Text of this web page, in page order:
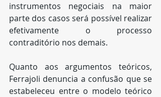
instrumentos negociais na maior
parte dos casos será possível realizar
efetivamente o processo
contraditório nos demais.
Quanto aos argumentos teóricos,
Ferrajoli denuncia a confusão que se
estabeleceu entre o modelo teórico